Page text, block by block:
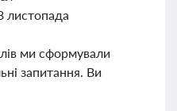
листопада
ми сформували
запитання. Ви